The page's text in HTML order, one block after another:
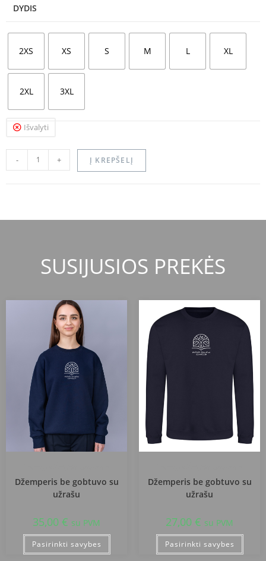
DYDIS
2XS XS S M L XL
2XL 3XL
Išvalyti
- + Į KREPŠELĮ
SUSIJUSIOS PREKĖS
Džemperis be gobtuvo su
užrašu
35,00 € su PVM
Pasirinkti savybes
Džemperis be gobtuvo su
užrašu
27,00 € su PVM
Pasirinkti savybes